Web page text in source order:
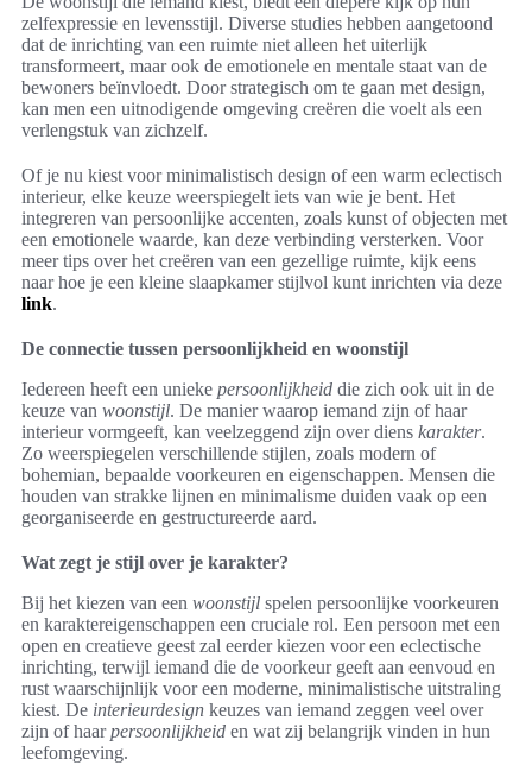
zelfexpressie en levensstijl. Diverse studies hebben aangetoond
dat de inrichting van een ruimte niet alleen het uiterlijk
transformeert, maar ook de emotionele en mentale staat van de
bewoners beïnvloedt. Door strategisch om te gaan met design,
kan men een uitnodigende omgeving creëren die voelt als een
verlengstuk van zichzelf.
Of je nu kiest voor minimalistisch design of een warm eclectisch
interieur, elke keuze weerspiegelt iets van wie je bent. Het
integreren van persoonlijke accenten, zoals kunst of objecten met
een emotionele waarde, kan deze verbinding versterken. Voor
meer tips over het creëren van een gezellige ruimte, kijk eens
naar hoe je een kleine slaapkamer stijlvol kunt inrichten via deze
link.
De connectie tussen persoonlijkheid en woonstijl
Iedereen heeft een unieke persoonlijkheid die zich ook uit in de
keuze van woonstijl. De manier waarop iemand zijn of haar
interieur vormgeeft, kan veelzeggend zijn over diens karakter.
Zo weerspiegelen verschillende stijlen, zoals modern of
bohemian, bepaalde voorkeuren en eigenschappen. Mensen die
houden van strakke lijnen en minimalisme duiden vaak op een
georganiseerde en gestructureerde aard.
Wat zegt je stijl over je karakter?
Bij het kiezen van een woonstijl spelen persoonlijke voorkeuren
en karaktereigenschappen een cruciale rol. Een persoon met een
open en creatieve geest zal eerder kiezen voor een eclectische
inrichting, terwijl iemand die de voorkeur geeft aan eenvoud en
rust waarschijnlijk voor een moderne, minimalistische uitstraling
kiest. De interieurdesign keuzes van iemand zeggen veel over
zijn of haarpersoonlijkheid en wat zij belangrijk vinden in hun
leefomgeving.